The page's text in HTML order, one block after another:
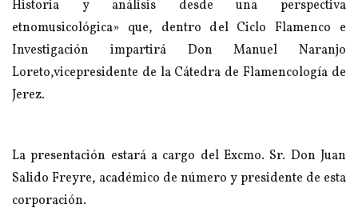
Historia y análisis desde una perspectiva
etnomusicológica» que, dentro del Ciclo Flamenco e
Investigación impartirá Don Manuel Naranjo
Loreto,vicepresidente de la Cátedra de Flamencología de
Jerez.
La presentación estará a cargo del Excmo. Sr. Don Juan
Salido Freyre, académico de número y presidente de esta
corporación.